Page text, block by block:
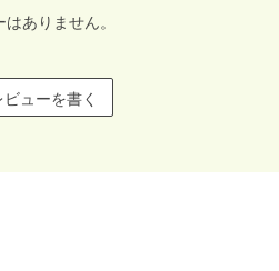
ありません。
ビューを書く